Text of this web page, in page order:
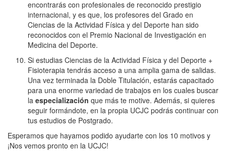
encontrarás con profesionales de reconocido prestigio
internacional, y es que, los profesores del Grado en
Ciencias de la Actividad Física y del Deporte han sido
reconocidos con el Premio Nacional de Investigación en
Medicina del Deporte.
Si estudias Ciencias de la Actividad Física y del Deporte +
Fisioterapia tendrás acceso a una amplia gama de salidas.
Una vez terminada la Doble Titulación, estarás capacitado
para una enorme variedad de trabajos en los cuales buscar
la especialización que más te motive. Además, si quieres
seguir formándote, en la propia UCJC podrás continuar con
tus estudios de Postgrado.
Esperamos que hayamos podido ayudarte con los 10 motivos y
¡Nos vemos pronto en la UCJC!